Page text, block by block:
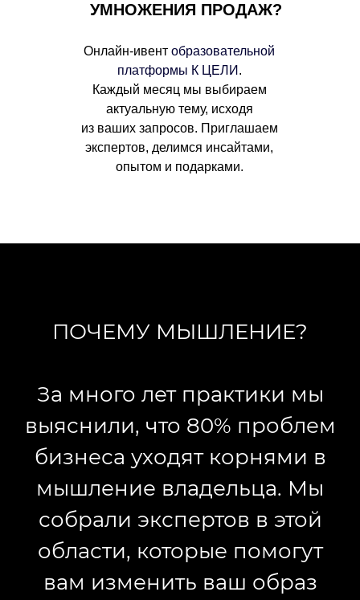
УМНОЖЕНИЯ ПРОДАЖ?
Онлайн-ивент образовательной
платформы К ЦЕЛИ .
Каждый месяц мы выбираем
актуальную тему, исходя
из ваших запросов. Приглашаем
экспертов, делимся инсайтами,
опытом и подарками.
ПОЧЕМУ МЫШЛЕНИЕ?
За много лет практики мы
выяснили, что 80% проблем
бизнеса уходят корнями в
мышление владельца. Мы
собрали экспертов в этой
области, которые помогут
вам изменить ваш образ